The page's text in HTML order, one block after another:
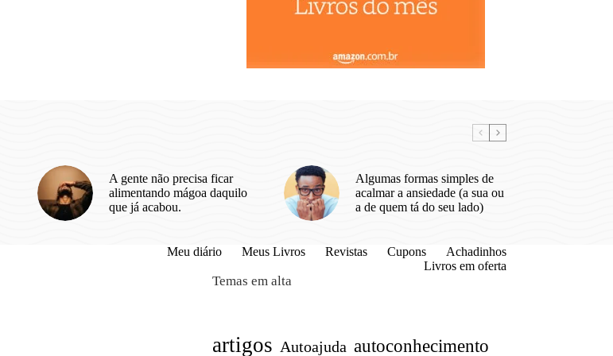
A gente não precisa ficar
alimentando mágoa daquilo
que já acabou.
Algumas formas simples de
acalmar a ansiedade (a sua ou
a de quem tá do seu lado)
Meu diário Meus Livros Revistas Cupons
Achadinhos
Livros em oferta
Temas em alta
artigos Autoajuda autoconhecimento